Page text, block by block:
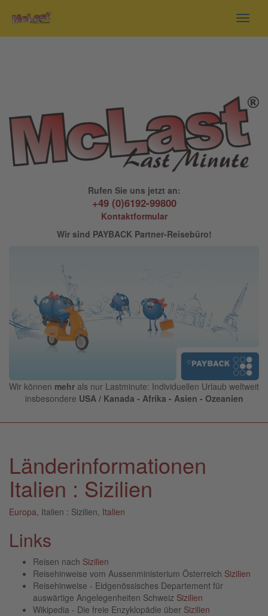
Rufen Sie uns jetzt an:
+49 (0)6192-99800
Kontaktformular
Wir sind PAYBACK Partner-Reisebüro!
Wir können mehr als nur Lastminute: Individuellen Urlaub weltweit
insbesondere USA / Kanada - Afrika - Asien - Ozeanien
Länderinformationen
Italien : Sizilien
Europa , Italien : Sizilien, Italien
Links
Reisen nach Sizilien
Reisehinweise vom Aussenministerium Österreich Sizilien
Reisehinweise - Eidgenössisches Departement für
auswärtige Angelegenheiten Schweiz Sizilien
Wikipedia - Die freie Enzyklopädie über Sizilien